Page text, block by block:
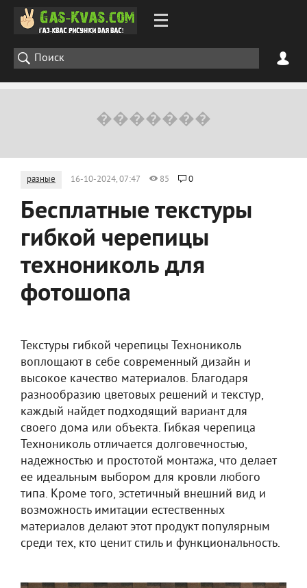
разные 16-10-2024, 07:47 85 0
Бесплатные текстуры
гибкой черепицы
технониколь для
фотошопа
Текстуры гибкой черепицы Технониколь
воплощают в себе современный дизайн и
высокое качество материалов. Благодаря
разнообразию цветовых решений и текстур,
каждый найдет подходящий вариант для
своего дома или объекта. Гибкая черепица
Технониколь отличается долговечностью,
надежностью и простотой монтажа, что делает
ее идеальным выбором для кровли любого
типа. Кроме того, эстетичный внешний вид и
возможность имитации естественных
материалов делают этот продукт популярным
среди тех, кто ценит стиль и функциональность.